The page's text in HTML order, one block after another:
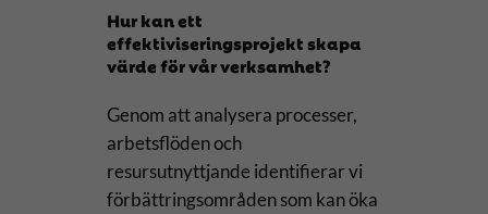
Hur kan ett
effektiviseringsprojekt skapa
värde för vår verksamhet?
Genom att analysera processer,
arbetsflöden och
resursutnyttjande identifierar vi
förbättringsområden som kan öka